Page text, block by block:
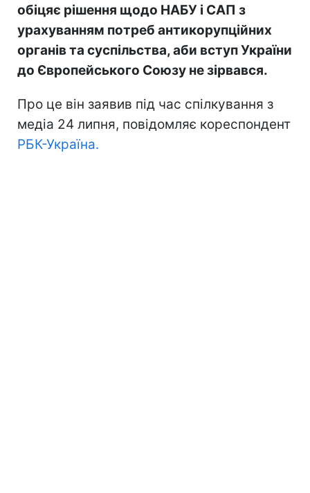
обіцяє рішення щодо НАБУ і САП з
урахуванням потреб антикорупційних
органів та суспільства, аби вступ України
до Європейського Союзу не зірвався.
Про це він заявив під час спілкування з
медіа 24 липня, повідомляє кореспондент
РБК-Україна.